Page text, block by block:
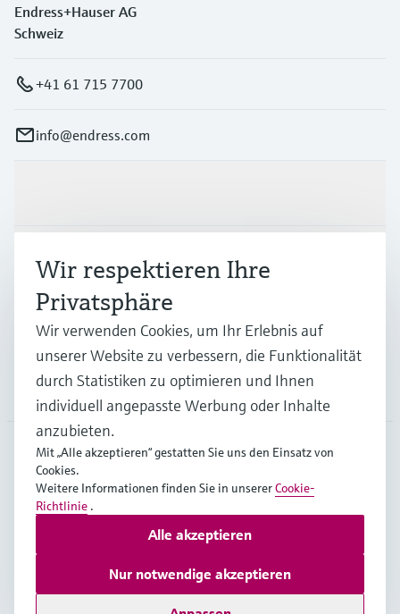
Endress+Hauser AG
Schweiz
+41 61 715 7700
info@endress.com
Branchen
Support
Unternehmen
GLB
Copyright © Endress+Hauser Group Services AG
Nutzungsbedingungen
Datenschutz
Wir respektieren Ihre
Privatsphäre
Wir verwenden Cookies, um Ihr Erlebnis auf
unserer Website zu verbessern, die Funktionalität
durch Statistiken zu optimieren und Ihnen
individuell angepasste Werbung oder Inhalte
anzubieten.
Mit „Alle akzeptieren“ gestatten Sie uns den Einsatz von
Cookies.
Weitere Informationen finden Sie in unsererCookie-
Richtlinie .
Nur notwendige akzeptieren
Alle akzeptieren